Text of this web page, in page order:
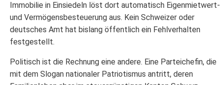
Immobilie in Einsiedeln löst dort automatisch Eigenmietwert-
und Vermögensbesteuerung aus. Kein Schweizer oder
deutsches Amt hat bislang öffentlich ein Fehlverhalten
festgestellt.
Politisch ist die Rechnung eine andere. Eine Parteichefin, die
mit dem Slogan nationaler Patriotismus antritt, deren